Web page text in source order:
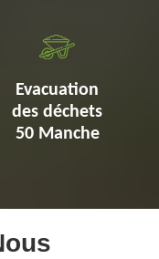
Evacuation
des déchets
50 Manche